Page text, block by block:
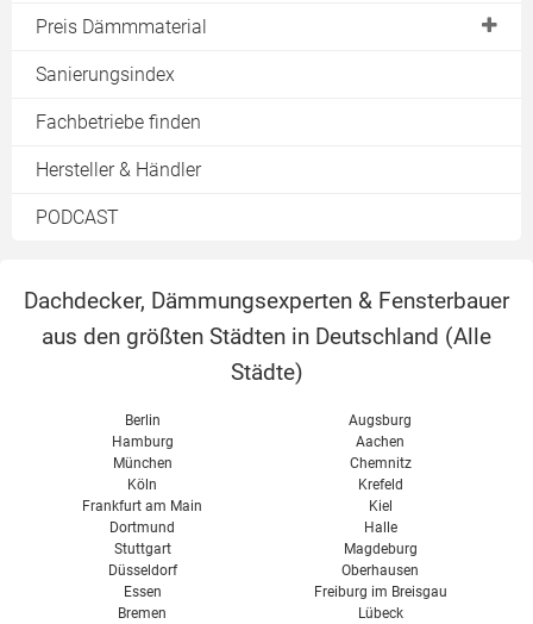
Holzfaser
Holzwolle
Perlite
Schafwolle
Schaumglas
Steinwolle
Zellulose
Phenolharzplatten
Mineraldämmplatten
Kalziumsilikatplatten
Vergleich
Schüttdämmung
Nutzen
Förderung
Kosten
Firmen finden
Preis Dämmmaterial
Dämmplatten
Dämmmatten
Sanierungsindex
Fachbetriebe finden
Hersteller & Händler
PODCAST
Dachdecker, Dämmungsexperten & Fensterbauer
aus den größten Städten in Deutschland (Alle
Städte)
Berlin
Hamburg
München
Köln
Frankfurt am Main
Dortmund
Stuttgart
Düsseldorf
Essen
Bremen
Augsburg
Aachen
Chemnitz
Krefeld
Kiel
Halle
Magdeburg
Oberhausen
Freiburg im Breisgau
Lübeck